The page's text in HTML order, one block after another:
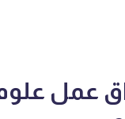
عمل